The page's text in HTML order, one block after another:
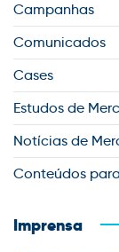
Campanhas
Comunicados
Cases
Estudos de
Notícias de
Conteúdos
Imprensa